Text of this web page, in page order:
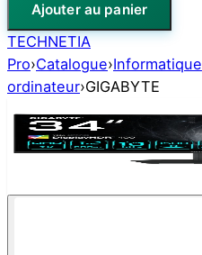
Ajouter au panier
TECHNETIA
Pro›Catalogue›Informatique
ordinateur›GIGABYTE